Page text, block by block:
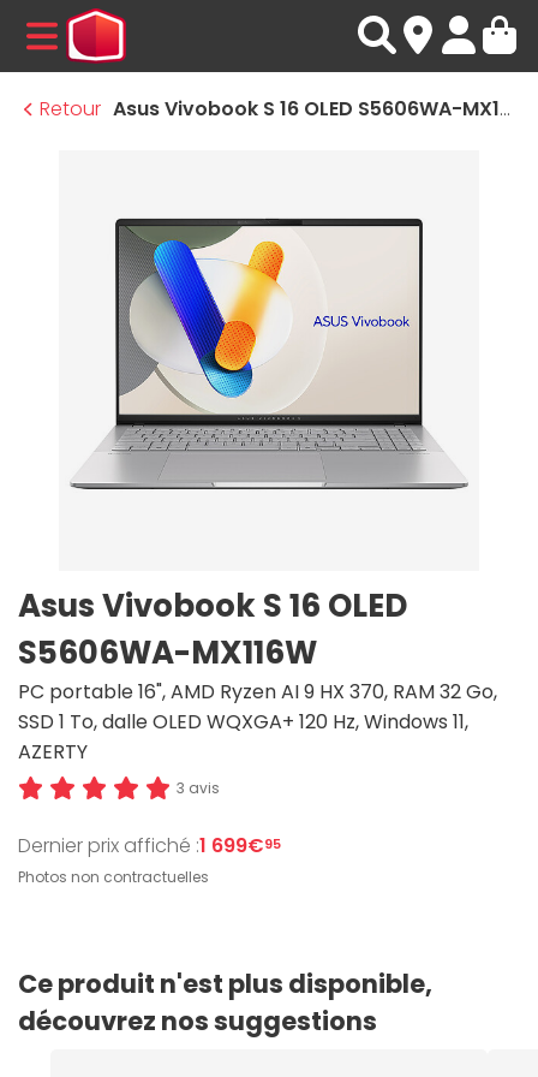
MENU
Retour
Asus Vivobook S 16 OLED S5606WA-MX116W
Asus Vivobook S 16 OLED
S5606WA-MX116W
PC portable 16", AMD Ryzen AI 9 HX 370, RAM 32 Go,
SSD 1 To, dalle OLED WQXGA+ 120 Hz, Windows 11,
AZERTY
3 avis
Dernier prix affiché :1 699€95
Photos non contractuelles
Ce produit n'est plus disponible,
découvrez nos suggestions